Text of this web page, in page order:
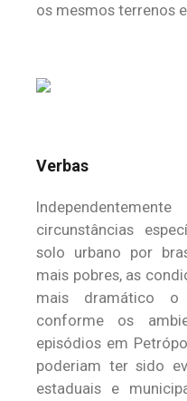
os mesmos terrenos
Verbas
circunstâncias
solo urbano por
mais pobres, as
mais dramático o
conforme os
episódios em
poderiam ter sido
estaduais e